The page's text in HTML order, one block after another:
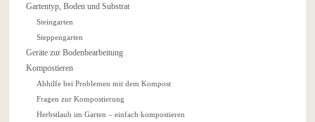
Gartentyp, Boden und Substrat
Steingarten
Steppengarten
Geräte zur Bodenbearbeitung
Kompostieren
Abhilfe bei Problemen mit dem Kompost
Fragen zur Kompostierung
Herbstlaub im Garten – einfach kompostieren